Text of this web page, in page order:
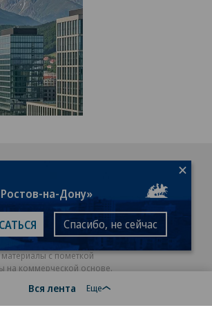
Вся лента Еще
с пометкой
на коммерческой основе.
Подробнее
на-Дону»
Спасибо, не сейчас